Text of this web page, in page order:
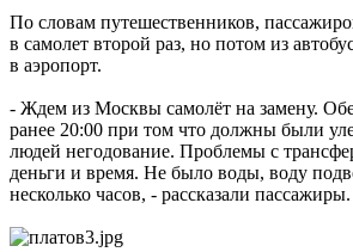
По словам путешественников,
в самолет второй раз, но потом из
в аэропорт.
- Ждем из Москвы самолёт на замену.
ранее 20:00 при том что должны были
людей негодование. Проблемы с
деньги и время. Не было воды, воду
несколько часов, - рассказали пассажиры.